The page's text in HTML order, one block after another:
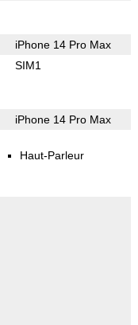
iPhone 14 Pro Max
SIM1
iPhone 14 Pro Max
Haut-Parleur